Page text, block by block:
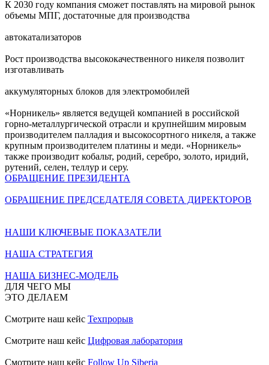
К 2030 году компания сможет поставлять на мировой рынок
объемы МПГ, достаточные для производства
автокатализаторов
Рост производства высококачественного никеля позволит
изготавливать
аккумуляторных блоков для электромобилей
«Норникель» является ведущей компанией в российской
горно-металлургической отрасли и крупнейшим мировым
производителем палладия и высокосортного никеля, а также
крупным производителем платины и меди. «Норникель»
также производит кобальт, родий, серебро, золото, иридий,
рутений, селен, теллур и серу.
ОБРАЩЕНИЕ ПРЕЗИДЕНТА
ОБРАЩЕНИЕ ПРЕДСЕДАТЕЛЯ СОВЕТА ДИРЕКТОРОВ
НАШИ КЛЮЧЕВЫЕ ПОКАЗАТЕЛИ
НАША СТРАТЕГИЯ
НАША БИЗНЕС-МОДЕЛЬ
ДЛЯ ЧЕГО МЫ
ЭТО ДЕЛАЕМ
Смотрите наш кейс Техпрорыв
Смотрите наш кейс Цифровая лаборатория
Смотрите наш кейс Follow Up Siberia